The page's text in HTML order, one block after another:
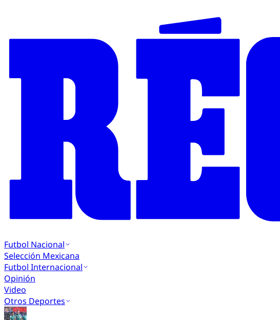
Futbol Nacional
Selección Mexicana
Futbol Internacional
Opinión
Video
Otros Deportes